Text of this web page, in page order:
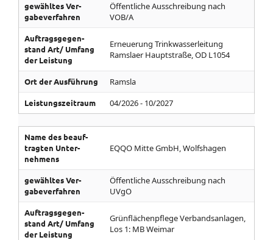
gewähltes Ver­
gabe­ver­fahren
Öffentliche Ausschreibung nach
VOB/A
Auf­trags­gegen­
stand­ Art/­ Umfang
der Leistung
Erneuerung Trinkwasserleitung
Ramslaer Hauptstraße, OD L1054
Ort der Aus­führung Ramsla
Leistungs­zeitraum 04/2026 - 10/2027
Name des be­auf­
tragten Unter­
nehmens
EQQO Mitte GmbH, Wolfshagen
gewähltes Ver­
gabe­ver­fahren
Öffentliche Ausschreibung nach
UVgO
Auf­trags­gegen­
stand­ Art/­ Umfang
der Leistung
Grünflächenpflege Verbandsanlagen,
Los 1: MB Weimar